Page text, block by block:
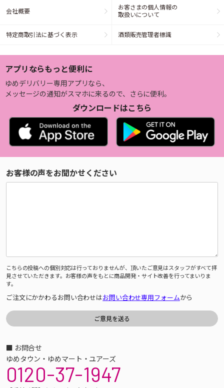
会社概要
お客さまの個人情報の
取扱いについて
特定商取引法に基づく表示 酒類販売管理者標識
アプリならもっと便利に
ゆめデリバリー専用アプリなら、
メッセージの通知がスマホに来るので、さらに便利。
ダウンロードはこちら
お客様の声をお聞かせください
こちらの投稿への個別対応は行っておりませんが、頂いたご意見はスタッフがすべて拝
見させていただきます。お客様の声をもとに商品開発・サイト改善を行ってまいりま
す。
ご注文にかかわるお問い合わせはお問い合わせ専用フォームから
■ お問合せ
ゆめタウン・ゆめマート・ユアーズ
0120-37-1947